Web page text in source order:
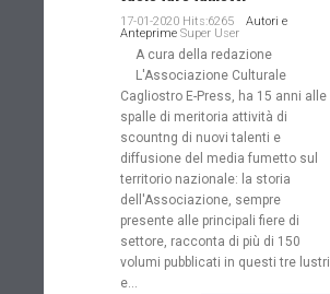
17-01-2020 Hits:6265
Autori e
Anteprime Super User
A cura della redazione
L'Associazione Culturale
Cagliostro E-Press, ha 15 anni alle
spalle di meritoria attività di
scountng di nuovi talenti e
diffusione del media fumetto sul
territorio nazionale: la storia
dell'Associazione, sempre
presente alle principali fiere di
settore, racconta di più di 150
volumi pubblicati in questi tre lustri
e...